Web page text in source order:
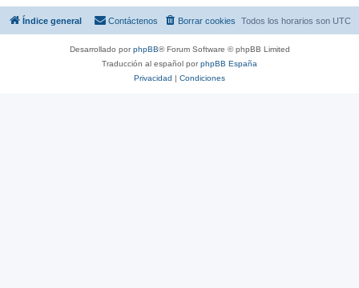
Índice general Todos los horarios son UTC
Borrar cookies
Contáctenos
Desarrollado porphpBB® Forum Software © phpBB Limited
Traducción al español porphpBB España
Privacidad | Condiciones